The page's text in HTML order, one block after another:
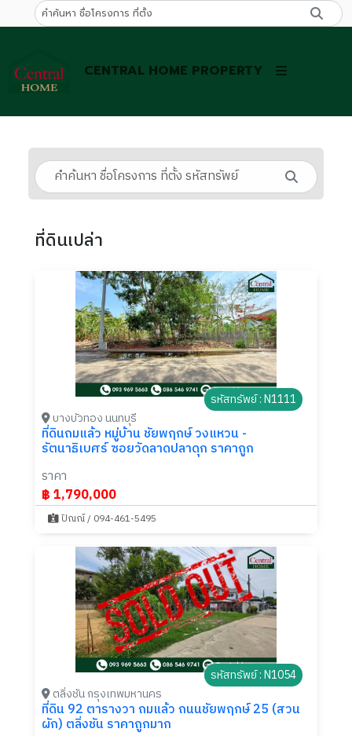
CENTRAL HOME PROPERTY
ที่ดินเปล่า
รหัสทรัพย์ : N1111
บางบัวทอง นนทบุรี
ที่ดินถมแล้ว หมู่บ้าน ชัยพฤกษ์ วงแหวน -
รัตนาธิเบศร์ ซอยวัดลาดปลาดุก ราคาถูก
ราคา
฿ 1,790,000
ปัณณ์ / 094-461-5495
รหัสทรัพย์ : N1054
ตลิ่งชัน กรุงเทพมหานคร
ที่ดิน 92 ตารางวา ถมแล้ว ถนนชัยพฤกษ์ 25 (สวน
ผัก) ตลิ่งชัน ราคาถูกมาก